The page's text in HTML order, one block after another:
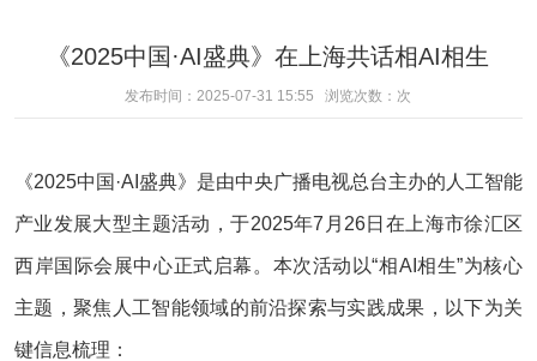
《2025中国·AI盛典》在上海共话相AI相生
发布时间：2025-07-31 15:55 浏览次数： 次
《2025中国·AI盛典》是由中央广播电视总台主办的人工智能
产业发展大型主题活动，于2025年7月26日在上海市徐汇区
西岸国际会展中心正式启幕。本次活动以“相AI相生”为核心
主题，聚焦人工智能领域的前沿探索与实践成果，以下为关
键信息梳理：